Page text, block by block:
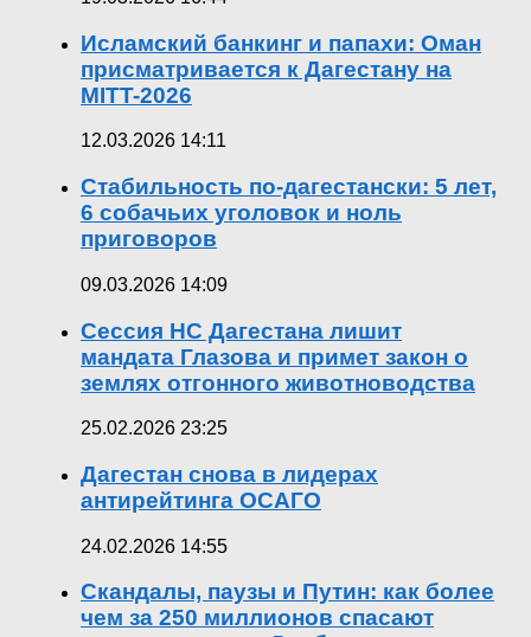
Исламский банкинг и папахи: Оман
присматривается к Дагестану на
MITT-2026
12.03.2026 14:11
Стабильность по-дагестански: 5 лет,
6 собачьих уголовок и ноль
приговоров
09.03.2026 14:09
Сессия НС Дагестана лишит
мандата Глазова и примет закон о
землях отгонного животноводства
25.02.2026 23:25
Дагестан снова в лидерах
антирейтинга ОСАГО
24.02.2026 14:55
Скандалы, паузы и Путин: как более
чем за 250 миллионов спасают